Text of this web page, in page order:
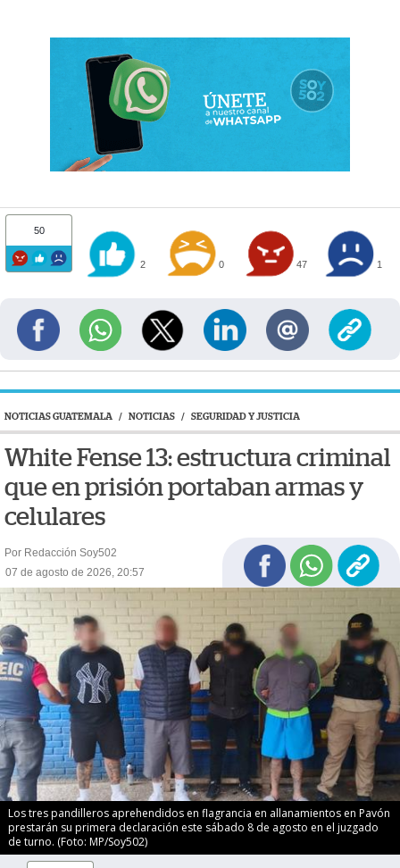
50
2 0 47 1
NOTICIAS GUATEMALA / NOTICIAS / SEGURIDAD Y JUSTICIA
White Fense 13: estructura criminal
que en prisión portaban armas y
celulares
Por Redacción Soy502
07 de agosto de 2026, 20:57
Los tres pandilleros aprehendidos en flagrancia en allanamientos en Pavón
prestarán su primera declaración este sábado 8 de agosto en el juzgado
de turno. (Foto: MP/Soy502)